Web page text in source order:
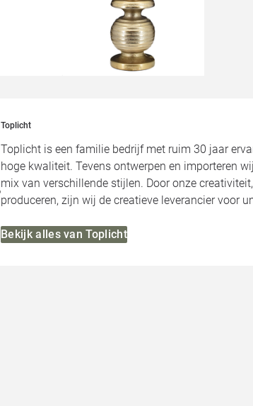
Toplicht
Toplicht is een familie bedrijf met ruim 30 jaar
hoge kwaliteit. Tevens ontwerpen en importeren
mix van verschillende stijlen. Door onze
produceren, zijn wij de creatieve leverancier voor
Bekijk alles van Toplicht